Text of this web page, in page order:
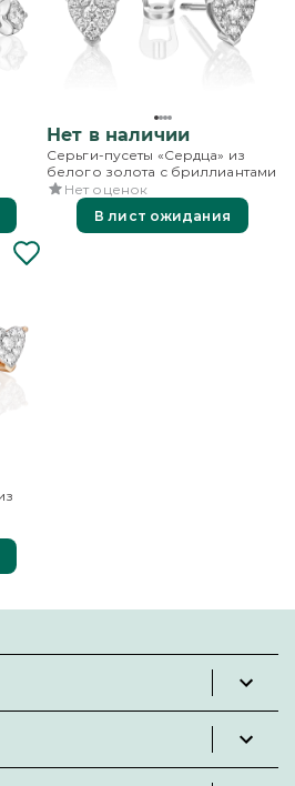
Нет в наличии
Серьги-пусеты «Сердца» из
белого золота с бриллиантами
Нет оценок
В лист ожидания